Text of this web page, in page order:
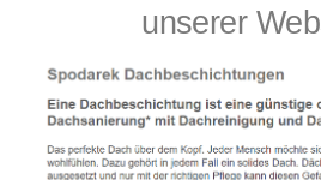
unserer